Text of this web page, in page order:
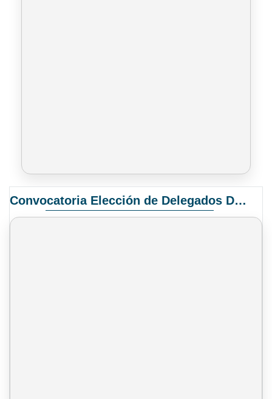
Convocatoria Elección de Delegados Docentes para el XIV Congreso Nacional de Universidades